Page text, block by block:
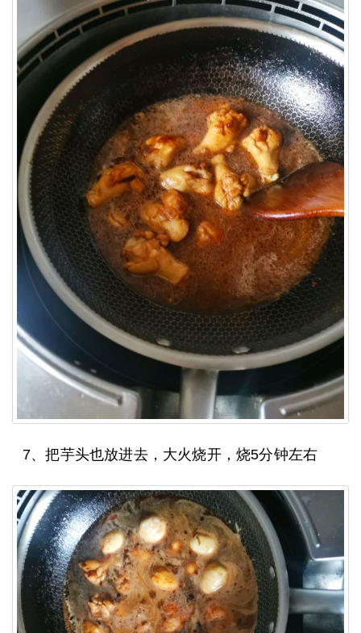
7、把芋头也放进去，大火烧开，烧5分钟左右